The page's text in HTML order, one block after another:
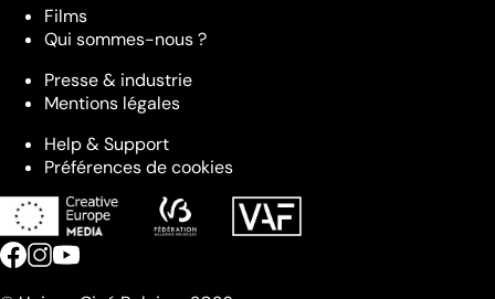
Films
Qui sommes-nous ?
Presse & industrie
Mentions légales
Help & Support
Préférences de cookies